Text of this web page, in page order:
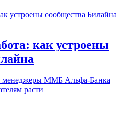
как устроены